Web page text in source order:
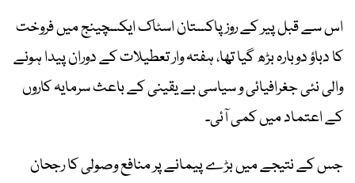
اس سے قبل پیر کے روز پاکستان اسٹاک ایکسچینج میں فروخت
کا دباؤ دوبارہ بڑھ گیا تھا، ہفتہ وار تعطیلات کے دوران پیدا ہونے
والی نئی جغرافیائی و سیاسی بے یقینی کے باعث سرمایہ کاروں
کے اعتماد میں کمی آئی۔
جس کے نتیجے میں بڑے پیمانے پر منافع وصولی کا رجحان